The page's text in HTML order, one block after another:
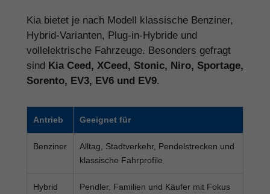
Kia bietet je nach Modell klassische Benziner,
Hybrid-Varianten, Plug-in-Hybride und
vollelektrische Fahrzeuge. Besonders gefragt
sind Kia Ceed, XCeed, Stonic, Niro, Sportage,
Sorento, EV3, EV6 und EV9.
Antrieb Geeignet für
Benziner
Alltag, Stadtverkehr, Pendelstrecken und
klassische Fahrprofile
Hybrid
Pendler, Familien und Käufer mit Fokus